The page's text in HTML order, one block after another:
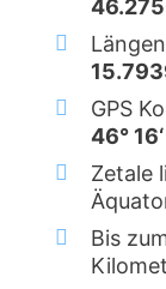
GPS
46°
Zetale
Bis